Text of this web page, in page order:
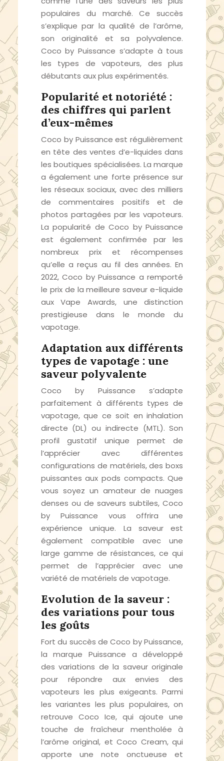
populaires du marché. Ce succès
s’explique par la qualité de l’arôme,
son originalité et sa polyvalence.
Coco by Puissance s’adapte à tous
les types de vapoteurs, des plus
débutants aux plus expérimentés.
Popularité et notoriété :
des chiffres qui parlent
d’eux-mêmes
Coco by Puissance est régulièrement
en tête des ventes d’e-liquides dans
les boutiques spécialisées. La marque
a également une forte présence sur
les réseaux sociaux, avec des milliers
de commentaires positifs et de
photos partagées par les vapoteurs.
La popularité de Coco by Puissance
est également confirmée par les
nombreux prix et récompenses
qu’elle a reçus au fil des années. En
2022, Coco by Puissance a remporté
le prix de la meilleure saveur e-liquide
aux Vape Awards, une distinction
prestigieuse dans le monde du
vapotage.
Adaptation aux différents
types de vapotage : une
saveur polyvalente
Coco by Puissance s’adapte
parfaitement à différents types de
vapotage, que ce soit en inhalation
directe (DL) ou indirecte (MTL). Son
profil gustatif unique permet de
l’apprécier avec différentes
configurations de matériels, des boxs
puissantes aux pods compacts. Que
vous soyez un amateur de nuages
denses ou de saveurs subtiles, Coco
by Puissance vous offrira une
expérience unique. La saveur est
également compatible avec une
large gamme de résistances, ce qui
permet de l’apprécier avec une
variété de matériels de vapotage.
Evolution de la saveur :
des variations pour tous
les goûts
Fort du succès de Coco by Puissance,
la marque Puissance a développé
des variations de la saveur originale
pour répondre aux envies des
vapoteurs les plus exigeants. Parmi
les variantes les plus populaires, on
retrouve Coco Ice, qui ajoute une
touche de fraîcheur mentholée à
l’arôme original, et Coco Cream, qui
apporte une note onctueuse et